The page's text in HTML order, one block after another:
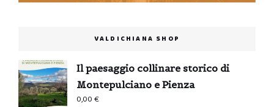
VALDICHIANA SHOP
Il paesaggio collinare storico di
Montepulciano e Pienza
0,00€